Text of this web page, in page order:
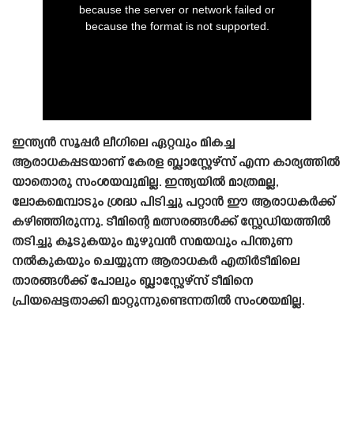
because the server or network failed or
because the format is not supported.
ഇന്ത്യൻ സൂപ്പർ ലീഗിലെ ഏറ്റവും മികച്ച
ആരാധകപ്പടയാണ് കേരള ബ്ലാസ്റ്റേഴ്‌സ് എന്ന കാര്യത്തിൽ
യാതൊരു സംശയവുമില്ല. ഇന്ത്യയിൽ മാത്രമല്ല,
ലോകമെമ്പാടും ശ്രദ്ധ പിടിച്ചു പറ്റാൻ ഈ ആരാധകർക്ക്
കഴിഞ്ഞിരുന്നു. ടീമിന്റെ മത്സരങ്ങൾക്ക് സ്റ്റേഡിയത്തിൽ
തടിച്ചു കൂടുകയും മുഴുവൻ സമയവും പിന്തുണ
നൽകുകയും ചെയ്യുന്ന ആരാധകർ എതിർടീമിലെ
താരങ്ങൾക്ക് പോലും ബ്ലാസ്റ്റേഴ്‌സ് ടീമിനെ
പ്രിയപ്പെട്ടതാക്കി മാറ്റുന്നുണ്ടെന്നതിൽ സംശയമില്ല.